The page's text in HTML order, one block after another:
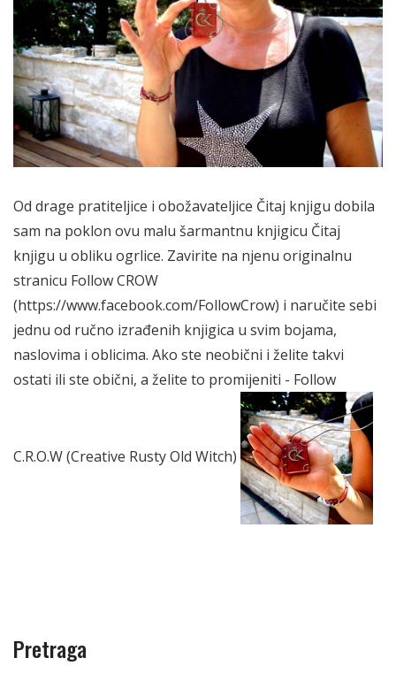
Od drage pratiteljice i obožavateljice Čitaj knjigu dobila
sam na poklon ovu malu šarmantnu knjigicu Čitaj
knjigu u obliku ogrlice. Zavirite na njenu originalnu
stranicu Follow CROW
(https://www.facebook.com/FollowCrow) i naručite sebi
jednu od ručno izrađenih knjigica u svim bojama,
naslovima i oblicima. Ako ste neobični i želite takvi
ostati ili ste obični, a želite to promijeniti - Follow
C.R.O.W (Creative Rusty Old Witch)
Pretraga